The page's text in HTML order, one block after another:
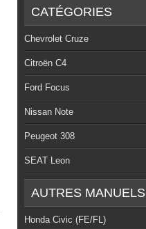
CATÉGORIES
Chevrolet Cruze
Citroën C4
Ford Focus
Nissan Note
Peugeot 308
SEAT Leon
AUTRES MANUELS
Honda Civic (FE/FL)